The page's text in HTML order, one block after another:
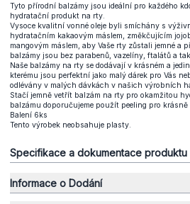
Tyto přírodní balzámy jsou ideální pro každého
hydratační produkt na rty.
Vysoce kvalitní vonné oleje byli smíchány s
hydratačním kakaovým máslem, změkčujícím
mangovým máslem, aby Vaše rty zůstali jemné a
balzámy jsou bez parabenů, vazelíny, ftalátů a
Naše balzámy na rty se dodávají v krásném a
kterému jsou perfektní jako malý dárek pro Vás
odlévány v malých dávkách v našich výrobních
Stačí jemně vetřít balzám na rty pro okamžitou
balzámu doporučujeme použít peeling pro krásně
Balení 6ks
Tento výrobek neobsahuje plasty.
Specifikace a dokumentace produktu
Informace o Dodání